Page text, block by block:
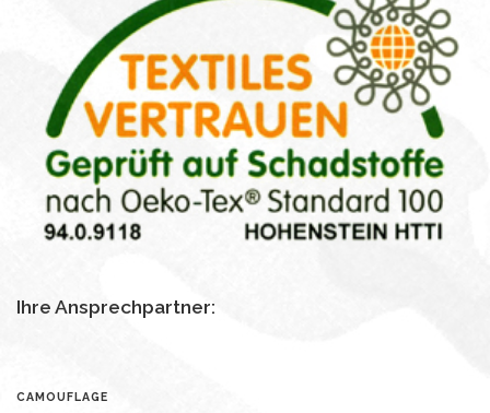
Ihre Ansprechpartner:
CAMOUFLAGE